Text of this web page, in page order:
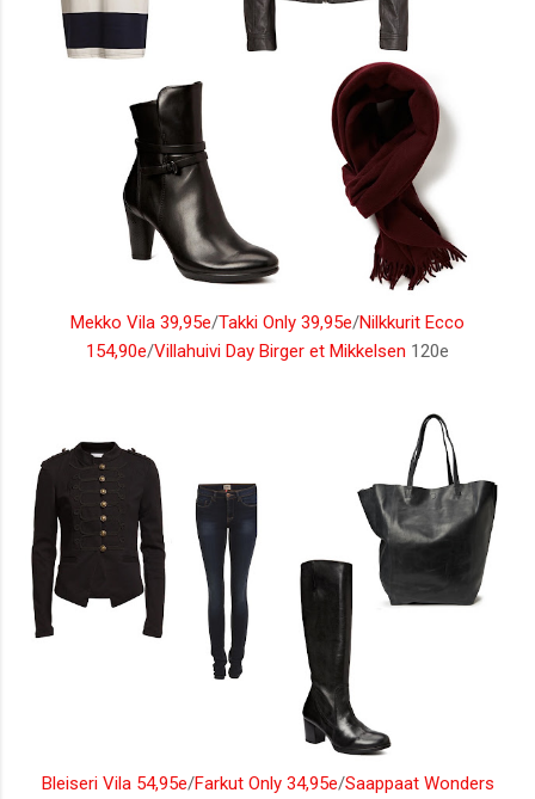
Mekko Vila 39,95e/Takki Only 39,95e/Nilkkurit Ecco
154,90e/Villahuivi Day Birger et Mikkelsen 120e
Bleiseri Vila 54,95e/Farkut Only 34,95e/Saappaat Wonders